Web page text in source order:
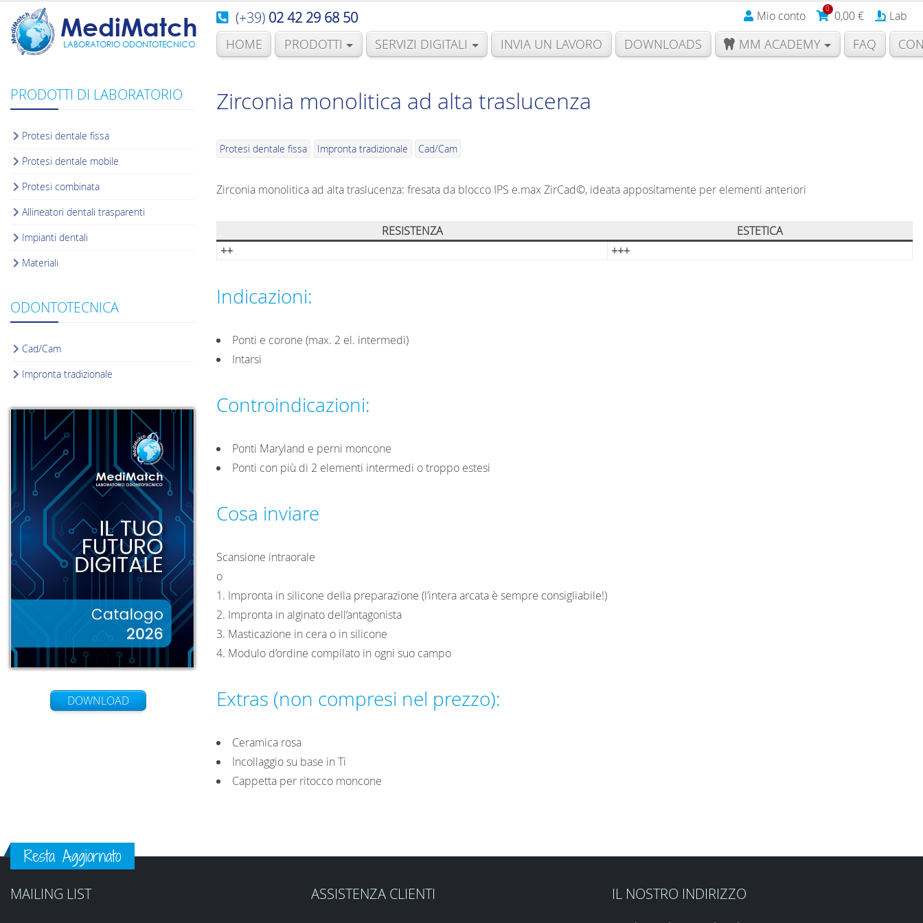
MediMatch
LABORATORIO ODONTOTECNICO
(+39) 02 42 29 68 50 Mio conto 0 0,00€ Lab
HOME PRODOTTI SERVIZI DIGITALI INVIA UN LAVORO DOWNLOADS MM ACADEMY FAQ
PRODOTTI DI LABORATORIO
Protesi dentale fissa
Protesi dentale mobile
Protesi combinata
Allineatori dentali trasparenti
Impianti dentali
Materiali
ODONTOTECNICA
Cad/Cam
Impronta tradizionale
DOWNLOAD
Zirconia monolitica ad alta traslucenza
Protesi dentale fissa Impronta tradizionale Cad/Cam
Zirconia monolitica ad alta traslucenza: fresata da blocco IPS e.max ZirCad©, ideata appositamente per elementi anteriori
RESISTENZA
ESTETICA
++
+++
Indicazioni:
Ponti e corone (max. 2 el. intermedi)
Intarsi
Controindicazioni:
Ponti Maryland e perni moncone
Ponti con più di 2 elementi intermedi o troppo estesi
Cosa inviare
Scansione intraorale
o
1. Impronta in silicone della preparazione (l’intera arcata è sempre consigliabile!)
2. Impronta in alginato dell’antagonista
3. Masticazione in cera o in silicone
4. Modulo d’ordine compilato in ogni suo campo
Extras (non compresi nel prezzo):
Ceramica rosa
Incollaggio su base in Ti
Cappetta per ritocco moncone
Resta Aggiornato
MAILING LIST ASSISTENZA CLIENTI IL NOSTRO INDIRIZZO